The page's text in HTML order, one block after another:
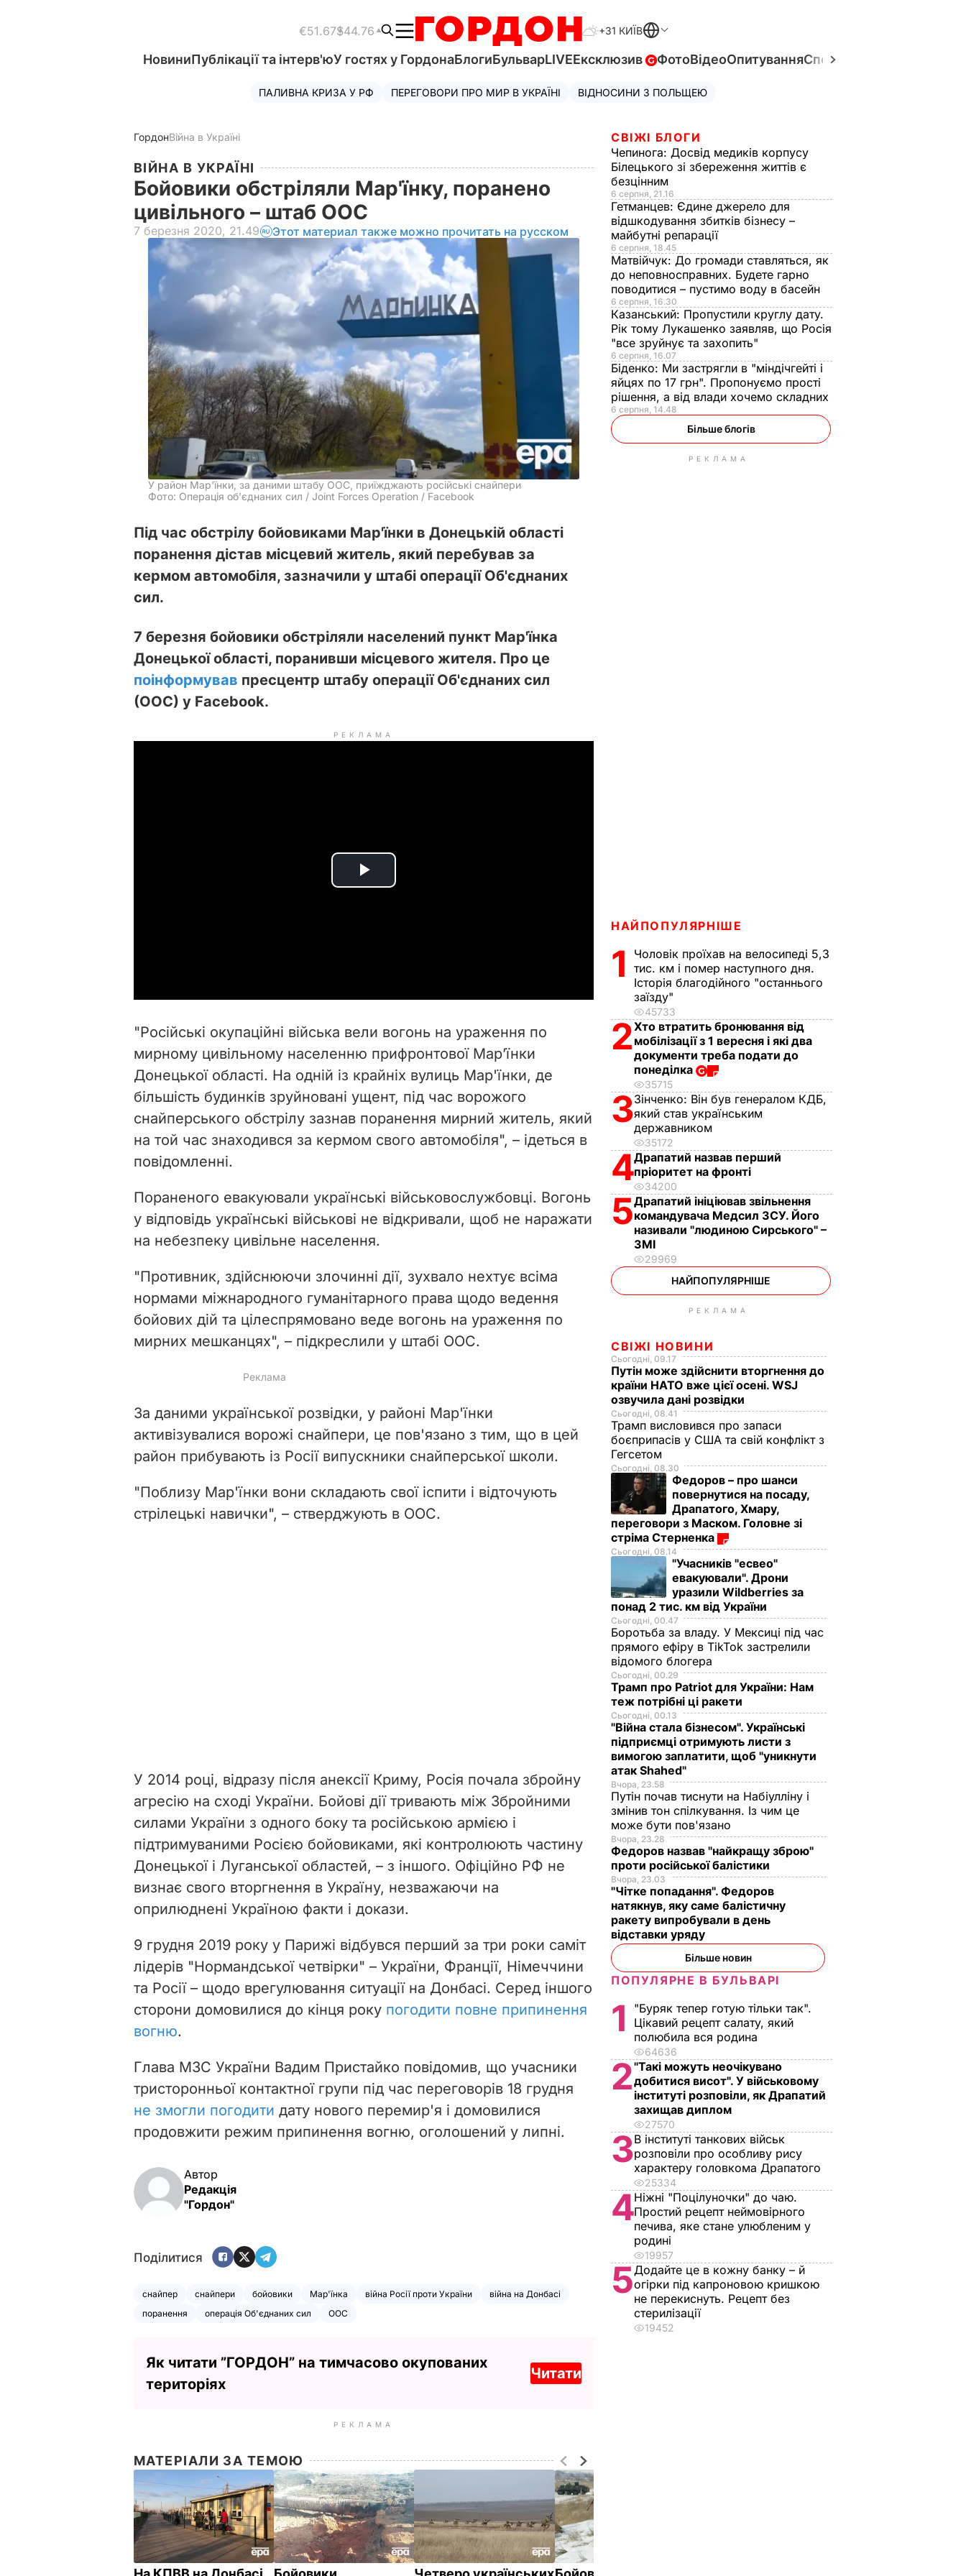
€51.67$44.76 +31 КИЇВ
НовиниПублікації та інтерв'юУ гостях у ГордонаБлогиБульварLIVEЕксклюзив ФотоВідеоОпитуванняСпецпроєкти
ПАЛИВНА КРИЗА У РФ ПЕРЕГОВОРИ ПРО МИР В УКРАЇНІ ВІДНОСИНИ З ПОЛЬЩЕЮ
ГордонВійна в Україні
ВІЙНА В УКРАЇНІ
Бойовики обстріляли Мар'їнку, поранено
цивільного – штаб ООС
7 березня 2020, 21.49 Этот материал также можно прочитать на русском
У район Мар'їнки, за даними штабу ООС, приїжджають російські снайпери
Фото: Операція об'єднаних сил / Joint Forces Operation / Facebook
Під час обстрілу бойовиками Мар'їнки в Донецькій області
поранення дістав місцевий житель, який перебував за
кермом автомобіля, зазначили у штабі операції Об'єднаних
сил.
7 березня бойовики обстріляли населений пункт Мар'їнка
Донецької області, поранивши місцевого жителя. Про це
поінформував пресцентр штабу операції Об'єднаних сил
(ООС) у Facebook.
РЕКЛАМА
P
i
d
e
o
"Російські окупаційні війська вели вогонь на ураження по
мирному цивільному населенню прифронтової Мар’їнки
Донецької області. На одній із крайніх вулиць Мар'їнки, де
більшість будинків зруйновані ущент, під час ворожого
снайперського обстрілу зазнав поранення мирний житель, який
на той час знаходився за кермом свого автомобіля", – ідеться в
повідомленні.
Пораненого евакуювали українські військовослужбовці. Вогонь
у відповідь українські військові не відкривали, щоб не наражати
на небезпеку цивільне населення.
"Противник, здійснюючи злочинні дії, зухвало нехтує всіма
нормами міжнародного гуманітарного права щодо ведення
бойових дій та цілеспрямовано веде вогонь на ураження по
мирних мешканцях", – підкреслили у штабі ООС.
За даними української розвідки, у районі Мар'їнки
активізувалися ворожі снайпери, це пов'язано з тим, що в цей
район прибувають із Росії випускники снайперської школи.
"Поблизу Мар'їнки вони складають свої іспити і відточують
стрілецькі навички", – стверджують в ООС.
У 2014 році, відразу після анексії Криму, Росія почала збройну
агресію на сході України. Бойові дії тривають між Збройними
силами України з одного боку та російською армією і
підтримуваними Росією бойовиками, які контролюють частину
Донецької і Луганської областей, – з іншого. Офіційно РФ не
визнає свого вторгнення в Україну, незважаючи на
оприлюднені Україною факти і докази.
9 грудня 2019 року у Парижі відбувся перший за три роки саміт
лідерів "Нормандської четвірки" – України, Франції, Німеччини
та Росії – щодо врегулювання ситуації на Донбасі. Серед іншого
сторони домовилися до кінця року погодити повне припинення
вогню.
Глава МЗС України Вадим Пристайко повідомив, що учасники
тристоронньої контактної групи під час переговорів 18 грудня
не змогли погодити дату нового перемир'я і домовилися
продовжити режим припинення вогню, оголошений у липні.
Автор
Редакція
"Гордон"
Поділитися
снайпер снайпери бойовики Мар'їнка війна Росії проти України
війна на Донбасі
поранення
операція Об'єднаних сил ООС
Як читати ”ГОРДОН” на тимчасово окупованих
територіях
Читати
РЕКЛАМА
МАТЕРІАЛИ ЗА ТЕМОЮ
СВІЖІ БЛОГИ
Чепинога: Досвід медиків корпусу
Білецького зі збереження життів є
безцінним
6 серпня, 21.16
Гетманцев: Єдине джерело для
відшкодування збитків бізнесу –
майбутні репарації
6 серпня, 18.45
Матвійчук: До громади ставляться, як
до неповносправних. Будете гарно
поводитися – пустимо воду в басейн
6 серпня, 16.30
Казанський: Пропустили круглу дату.
Рік тому Лукашенко заявляв, що Росія
"все зруйнує та захопить"
6 серпня, 16.07
Біденко: Ми застрягли в "міндічгейті і
яйцях по 17 грн". Пропонуємо прості
рішення, а від влади хочемо складних
6 серпня, 14.48
Більше блогів
РЕКЛАМА
НАЙПОПУЛЯРНІШЕ
1
Чоловік проїхав на велосипеді 5,3
тис. км і помер наступного дня.
Історія благодійного "останнього
заїзду"
45733
2Хто втратить бронювання від
мобілізації з 1 вересня і які два
документи треба подати до
понеділка
35715
3Зінченко: Він був генералом КДБ,
який став українським
державником
35172
4Драпатий назвав перший
пріоритет на фронті
34200
5Драпатий ініціював звільнення
командувача Медсил ЗСУ. Його
називали "людиною Сирського" –
ЗМІ
29969
НАЙПОПУЛЯРНІШЕ
РЕКЛАМА
СВІЖІ НОВИНИ
Сьогодні, 09.17
Путін може здійснити вторгнення до
країни НАТО вже цієї осені. WSJ
озвучила дані розвідки
Сьогодні, 08.41
Трамп висловився про запаси
боєприпасів у США та свій конфлікт з
Гегсетом
Сьогодні, 08.30
Федоров – про шанси
повернутися на посаду,
Драпатого, Хмару,
переговори з Маском. Головне зі
стріма Стерненка
Сьогодні, 08.14
"Учасників "есвео"
евакуювали". Дрони
уразили Wildberries за
понад 2 тис. км від України
Сьогодні, 00.47
Боротьба за владу. У Мексиці під час
прямого ефіру в TikTok застрелили
відомого блогера
Сьогодні, 00.29
Трамп про Patriot для України: Нам
теж потрібні ці ракети
Сьогодні, 00.13
"Війна стала бізнесом". Українські
підприємці отримують листи з
вимогою заплатити, щоб "уникнути
атак Shahed"
Вчора, 23.58
Путін почав тиснути на Набіулліну і
змінив тон спілкування. Із чим це
може бути пов'язано
Вчора, 23.28
Федоров назвав "найкращу зброю"
проти російської балістики
Вчора, 23.03
"Чітке попадання". Федоров
натякнув, яку саме балістичну
ракету випробували в день
відставки уряду
Більше новин
ПОПУЛЯРНЕ В БУЛЬВАРІ
1
"Буряк тепер готую тільки так".
Цікавий рецепт салату, який
полюбила вся родина
64636
2"Такі можуть неочікувано
добитися висот". У військовому
інституті розповіли, як Драпатий
захищав диплом
27570
3В інституті танкових військ
розповіли про особливу рису
характеру головкома Драпатого
25334
4Ніжні "Поцілуночки" до чаю.
Простий рецепт неймовірного
печива, яке стане улюбленим у
родині
19957
5Додайте це в кожну банку – й
огірки під капроновою кришкою
не перекиснуть. Рецепт без
стерилізації
19452